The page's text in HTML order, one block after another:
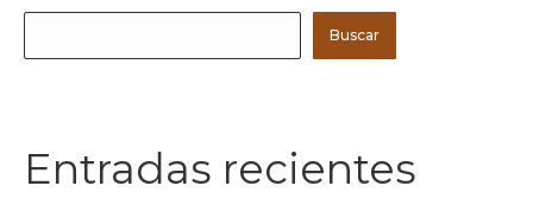
Buscar
Entradas recientes